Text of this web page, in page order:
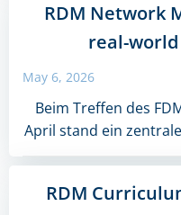
RDM Network
real-
May 6, 2026
Beim Treffen des
April stand ein
RDM